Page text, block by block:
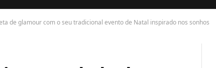
de glamour com o seu tradicional evento de Natal inspirado nos sonhos